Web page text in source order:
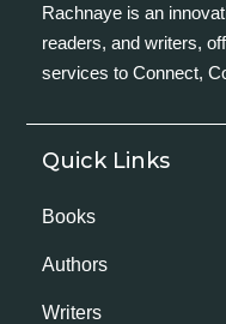
Rachnaye is an
readers, and writers,
services to Connect,
Quick Links
Books
Authors
Writers